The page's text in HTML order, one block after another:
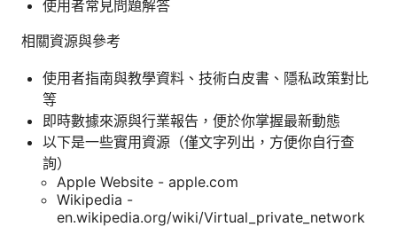
使用者常見問題解答
相關資源與參考
使用者指南與教學資料、技術白皮書、隱私政策對比
等
即時數據來源與行業報告，便於你掌握最新動態
以下是一些實用資源（僅文字列出，方便你自行查
詢）
Apple Website - apple.com
Wikipedia -
en.wikipedia.org/wiki/Virtual_private_network